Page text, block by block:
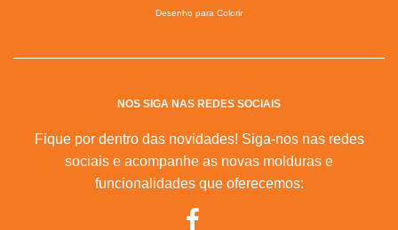
Desenho para Colorir
NOS SIGA NAS REDES SOCIAIS
Fique por dentro das novidades! Siga-nos nas redes
sociais e acompanhe as novas molduras e
funcionalidades que oferecemos: